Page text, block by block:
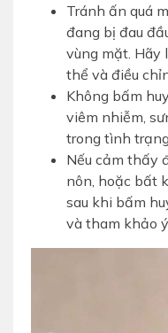
Tránh ấn quá
đang bị đau
vùng mặt. Hãy
thể và điều
Không bấm
viêm nhiễm,
trong tình
Nếu cảm thấy
nôn, hoặc bất
sau khi bấm
và tham khảo